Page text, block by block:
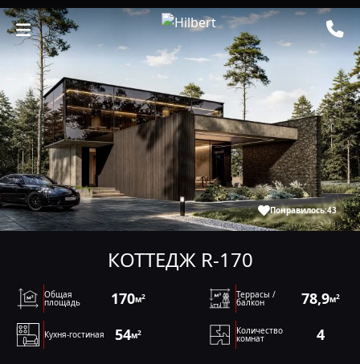
Понравилось:43
КОТТЕДЖ R-170
Общая
площадь 170м2
Кухня-гостиная 54м2
Террасы /
балкон 78,9м2
Количество
комнат 4